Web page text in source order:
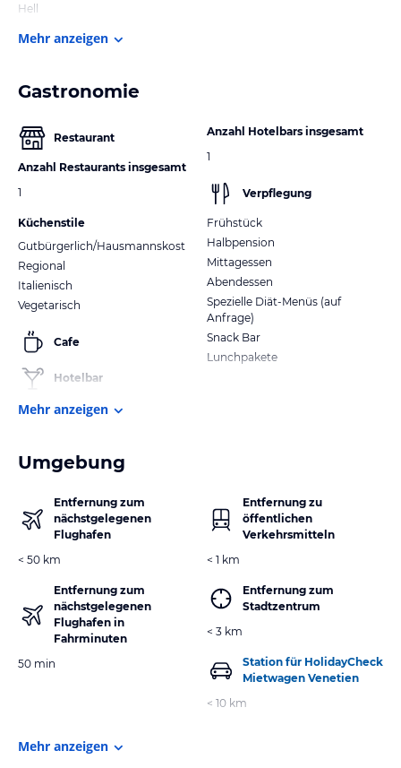
Hell
Mehr anzeigen
Gastronomie
Restaurant
Anzahl Restaurants insgesamt
1
Küchenstile
Gutbürgerlich/Hausmannskost
Regional
Italienisch
Vegetarisch
Cafe
Hotelbar
Anzahl Hotelbars insgesamt
1
Verpflegung
Frühstück
Halbpension
Mittagessen
Abendessen
Spezielle Diät-Menüs (auf
Anfrage)
Snack Bar
Lunchpakete
Mehr anzeigen
Umgebung
Entfernung zum
nächstgelegenen
Flughafen
< 50 km
Entfernung zum
nächstgelegenen
Flughafen in
Fahrminuten
50 min
Entfernung zu
öffentlichen
Verkehrsmitteln
< 1 km
Entfernung zum
Stadtzentrum
< 3 km
Station für HolidayCheck
Mietwagen Venetien
< 10 km
Mehr anzeigen